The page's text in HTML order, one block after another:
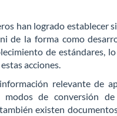
han logrado establecer
de la forma como
de estándares,
acciones.
relevante de
modos de conversión
existen